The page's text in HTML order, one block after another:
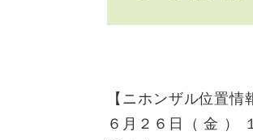
【ニホンザル位置情
６月２６日（ 金 ）